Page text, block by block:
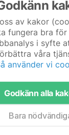
av kakor
fungera bra för
i syfte
våra
använder vi
Godkänn alla
Bara